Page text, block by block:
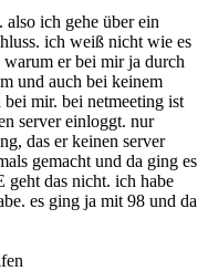
ich gehe über ein
ich weiß nicht wie es
er bei mir ja durch
und auch bei keinem
mir. bei netmeeting ist
server einloggt. nur
das er keinen server
gemacht und da ging es
geht das nicht. ich habe
es ging ja mit 98 und da